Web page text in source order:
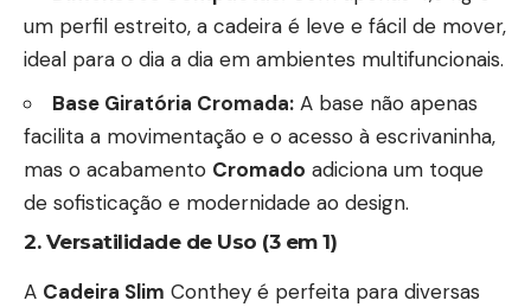
um perfil estreito, a cadeira é leve e fácil de mover,
ideal para o dia a dia em ambientes multifuncionais.
Base Giratória Cromada: A base não apenas
facilita a movimentação e o acesso à escrivaninha,
mas o acabamento Cromado adiciona um toque
de sofisticação e modernidade ao design.
2. Versatilidade de Uso (3 em 1)
A Cadeira Slim Conthey é perfeita para diversas